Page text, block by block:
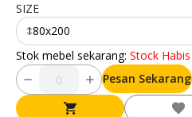
SIZE
180x200
Stok mebel sekarang: Stock Habis
Pesan Sekarang